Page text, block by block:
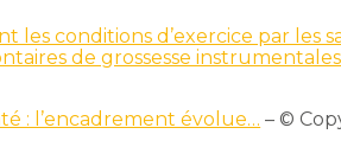
les conditions d’exercice par les
de grossesse
: l’encadrement évolue… – ©